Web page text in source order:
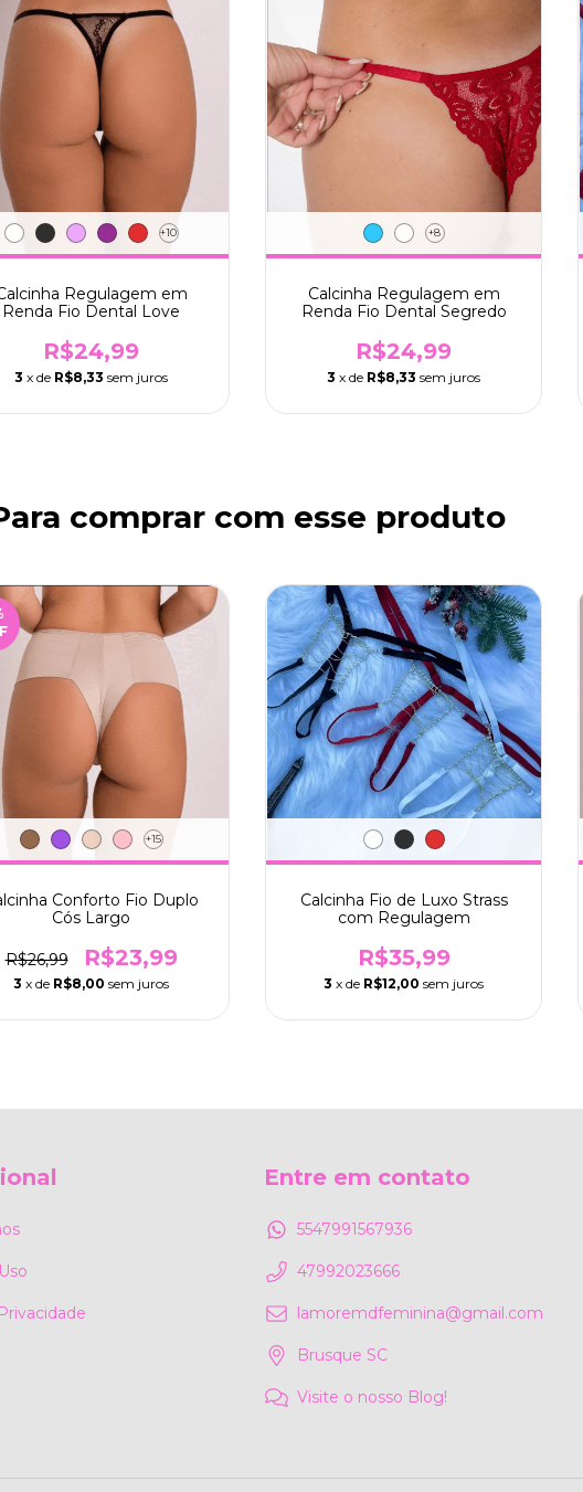
+10
Regulagem em
Renda Fio Dental Love
R$24,99
3 x de R$8,33 sem juros
+8
Calcinha Regulagem em
Renda Fio Dental Segredo
R$24,99
3 x de R$8,33 sem juros
comprar com esse produto
+15
Conforto Fio Duplo
Cós Largo
R$26,99 R$23,99
3 x de R$8,00 sem juros
Calcinha Fio de Luxo Strass
com Regulagem
R$35,99
3 x de R$12,00 sem juros
Entre em contato
5547991567936
47992023666
lamoremdfeminina@gmail.com
Brusque SC
Visite o nosso Blog!